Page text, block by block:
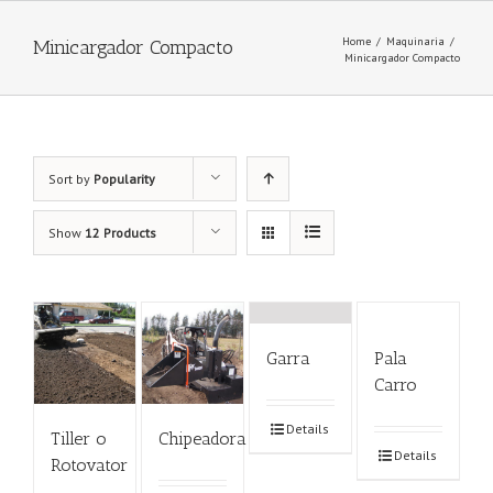
Minicargador Compacto Home / Maquinaria /
Minicargador Compacto
Sort by Popularity
Show 12 Products
Tiller o
Rotovator
Chipeadora
Garra
Details
Pala
Carro
Details